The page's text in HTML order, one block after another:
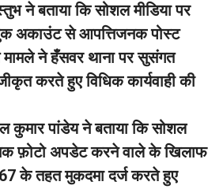
ने बताया कि सोशल मीडिया पर
अकाउंट से आपत्तिजनक पोस्ट
ने हँसवर थाना पर सुसंगत
करते हुए विधिक कार्यवाही की
कुमार पांडेय ने बताया कि सोशल
फ़ोटो अपडेट करने वाले के खिलाफ
के तहत मुकदमा दर्ज करते हुए